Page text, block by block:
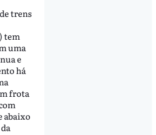
trens
tem
uma
e
há
frota
abaixo